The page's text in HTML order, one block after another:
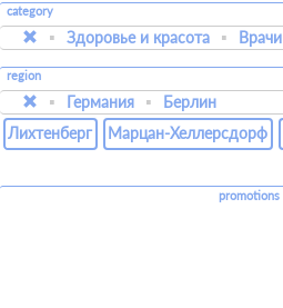
category
Здоровье и красота Врачи
region
Германия
Берлин
Лихтенберг
Марцан-Хеллерсдорф
promotions